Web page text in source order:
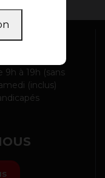
à 19h (sans
(inclus)